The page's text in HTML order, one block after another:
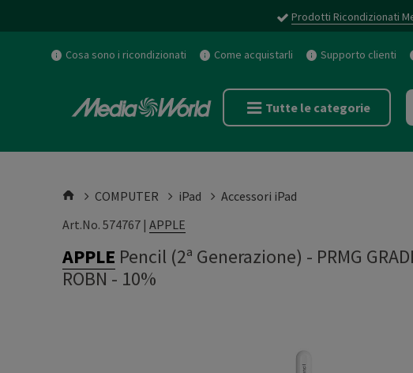
Prodotti Ricondizionati
Cosa sono i ricondizionati Come acquistarli Supporto clienti
Tutte le categorie
COMPUTER iPad
Accessori iPad
Art.No. 574767 | APPLE
APPLE Pencil (2ª Generazione) - PRMG
ROBN - 10%